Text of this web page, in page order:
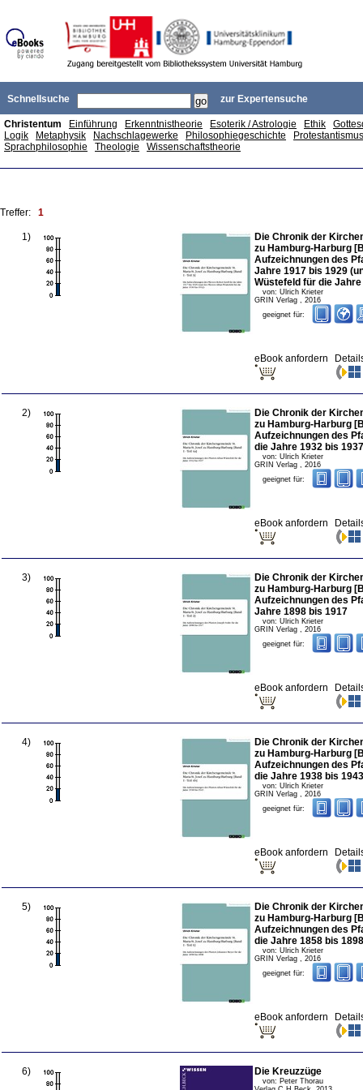
Schnellsuche zur Expertensuche
Christentum Einführung Erkenntnistheorie Esoterik / Astrologie Ethik
Logik
Metaphysik Nachschlagewerke Philosophiegeschichte
Protestantismus
Sprachphilosophie
Theologie Wissenschaftstheorie
Treffer: 1
1)
Die Chronik der
zu Hamburg-Harburg
Aufzeichnungen des
Jahre 1917 bis 1929
Wüstefeld für die
von: Ulrich Krieter
GRIN Verlag , 2016
geeignet für:
eBook anfordern
2)
Die Chronik der
zu Hamburg-Harburg
Aufzeichnungen des
die Jahre 1932 bis 1937
von: Ulrich Krieter
GRIN Verlag , 2016
geeignet für:
eBook anfordern
3)
Die Chronik der
zu Hamburg-Harburg
Aufzeichnungen des
Jahre 1898 bis 1917
von: Ulrich Krieter
GRIN Verlag , 2016
geeignet für:
eBook anfordern
4)
Die Chronik der
zu Hamburg-Harburg
Aufzeichnungen des
die Jahre 1938 bis 1943
von: Ulrich Krieter
GRIN Verlag , 2016
geeignet für:
eBook anfordern
5)
Die Chronik der
zu Hamburg-Harburg
Aufzeichnungen des
die Jahre 1858 bis 1898
von: Ulrich Krieter
GRIN Verlag , 2016
geeignet für:
eBook anfordern
6) Die Kreuzzüge
von: Peter Thorau